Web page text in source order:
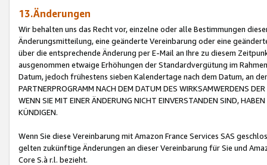
13.Änderungen
Wir behalten uns das Recht vor, einzelne oder alle Bestimmungen
Änderungsmitteilung, eine geänderte Vereinbarung oder eine
über die entsprechende Änderung per E-Mail an Ihre zu diesem
ausgenommen etwaige Erhöhungen der Standardvergütung im
Datum, jedoch frühestens sieben Kalendertage nach dem Datum, an
PARTNERPROGRAMM NACH DEM DATUM DES WIRKSAMWERDENS
WENN SIE MIT EINER ÄNDERUNG NICHT EINVERSTANDEN SIND,
KÜNDIGEN.
Wenn Sie diese Vereinbarung mit Amazon France Services SAS
gelten zukünftige Änderungen an dieser Vereinbarung für Sie und
Core S.à r.l. bezieht.